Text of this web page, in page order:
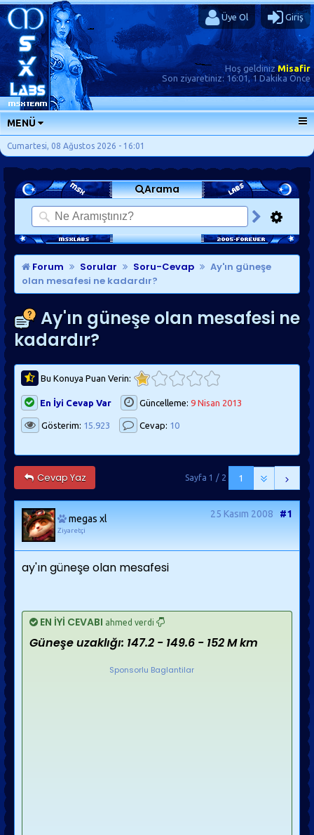
Üye Ol Giriş
Hoş geldinizMisafir
Son ziyaretiniz: 16:01, 1 Dakika Önce
MENÜ
ANA SAYFA
FORUMLAR
SORU-CEVAP
GÜNLÜKLER
SON MESAJLAR
KISAYOLLAR
Cumartesi, 08 Ağustos 2026 - 16:01
Arama
Forum Sorular Soru-Cevap
Ay'ın güneşe
olan mesafesi ne kadardır?
Ay'ın güneşe olan mesafesi ne
kadardır?
Bu Konuya Puan Verin:
En İyi Cevap Var Güncelleme: 9 Nisan 2013
Gösterim: 15.923 Cevap: 10
Cevap Yaz 1
Sayfa 1 / 2
megas xl
Ziyaretçi
25 Kasım 2008 #1
ay'ın güneşe olan mesafesi
EN İYİ CEVABI ahmed verdi
Güneşe uzaklığı: 147.2 - 149.6 - 152 M km
Sponsorlu Baglantilar